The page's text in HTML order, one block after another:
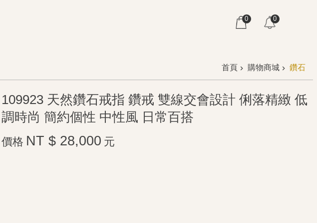
0 0
首頁 購物商城 鑽石
109923 天然鑽石戒指 鑽戒 雙線交會設計 俐落精緻 低
調時尚 簡約個性 中性風 日常百搭
價格 NT $ 28,000 元